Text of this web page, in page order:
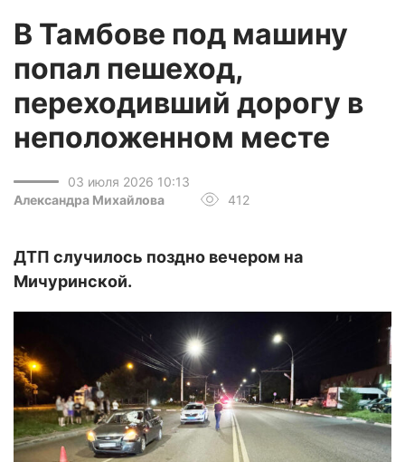
В Тамбове под машину
попал пешеход,
переходивший дорогу в
неположенном месте
03 июля 2026 10:13
Александра Михайлова
412
ДТП случилось поздно вечером на
Мичуринской.